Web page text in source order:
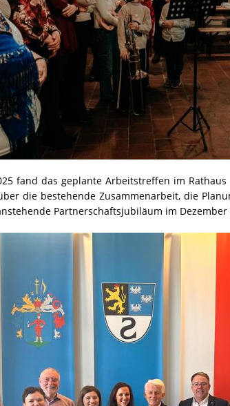
fand das geplante Arbeitstreffen im
die bestehende Zusammenarbeit, die
Partnerschaftsjubiläum im Dezember